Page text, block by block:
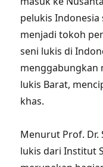
pelukis Indonesia
menjadi tokoh
seni lukis di
menggabungkan
lukis Barat,
khas.
Menurut Prof. Dr.
lukis dari Institut